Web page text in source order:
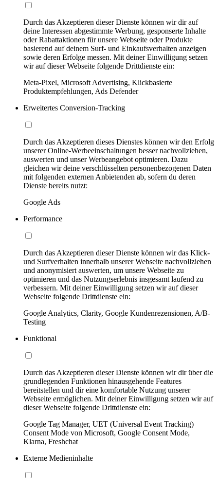
Durch das Akzeptieren dieser Dienste können wir dir auf
deine Interessen abgestimmte Werbung, gesponserte Inhalte
oder Rabattaktionen für unsere Webseite oder Produkte
basierend auf deinem Surf- und Einkaufsverhalten anzeigen
sowie deren Erfolge messen. Mit deiner Einwilligung setzen
wir auf dieser Webseite folgende Drittdienste ein:
Meta-Pixel, Microsoft Advertising, Klickbasierte
Produktempfehlungen, Ads Defender
Erweitertes Conversion-Tracking
Durch das Akzeptieren dieses Dienstes können wir den Erfolg
unserer Online-Werbeeinschaltungen besser nachvollziehen,
auswerten und unser Werbeangebot optimieren. Dazu
gleichen wir deine verschlüsselten personenbezogenen Daten
mit folgenden externen Anbietenden ab, sofern du deren
Dienste bereits nutzt:
Google Ads
Performance
Durch das Akzeptieren dieser Dienste können wir das Klick-
und Surfverhalten innerhalb unserer Webseite nachvollziehen
und anonymisiert auswerten, um unsere Webseite zu
optimieren und das Nutzungserlebnis insgesamt laufend zu
verbessern. Mit deiner Einwilligung setzen wir auf dieser
Webseite folgende Drittdienste ein:
Google Analytics, Clarity, Google Kundenrezensionen, A/B-
Testing
Funktional
Durch das Akzeptieren dieser Dienste können wir dir über die
grundlegenden Funktionen hinausgehende Features
bereitstellen und dir eine komfortable Nutzung unserer
Webseite ermöglichen. Mit deiner Einwilligung setzen wir auf
dieser Webseite folgende Drittdienste ein:
Google Tag Manager, UET (Universal Event Tracking)
Consent Mode von Microsoft, Google Consent Mode,
Klarna, Freshchat
Externe Medieninhalte